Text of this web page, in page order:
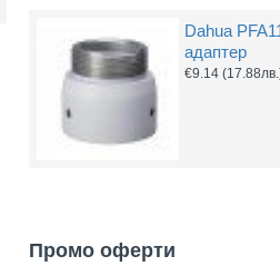
Dahua
адаптер
€9.14
Промо оферти